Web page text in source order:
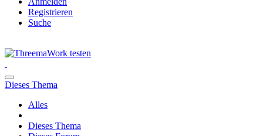
Registrieren
Suche
Dieses Thema
Alles
Dieses Thema